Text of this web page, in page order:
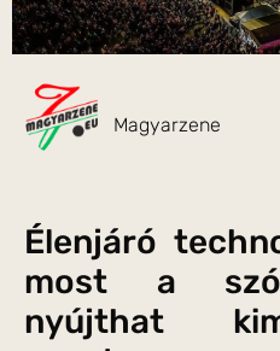
Magyarzene
Élenjáró
most a
nyújthat